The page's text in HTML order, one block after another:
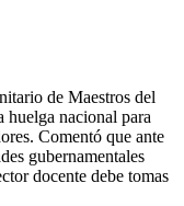
de Maestros del
huelga nacional para
Comentó que ante
gubernamentales
docente debe tomas